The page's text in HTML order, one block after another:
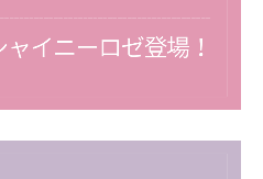
る時 など
る可能性が高いため、必ず